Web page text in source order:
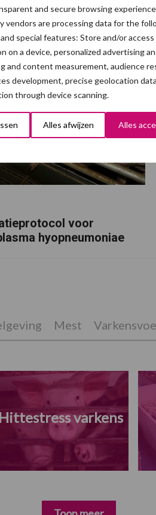
and secure browsing
vendors are processing data for the
special features: Store and/or access
on a device, personalized advertising
and content measurement, audience
development, precise geolocation
through device scanning.
Alles afwijzen Alles
zo'n 5 milimeter water per dag.
voor
hyopneumoniae
Mest
Hittestress varkens